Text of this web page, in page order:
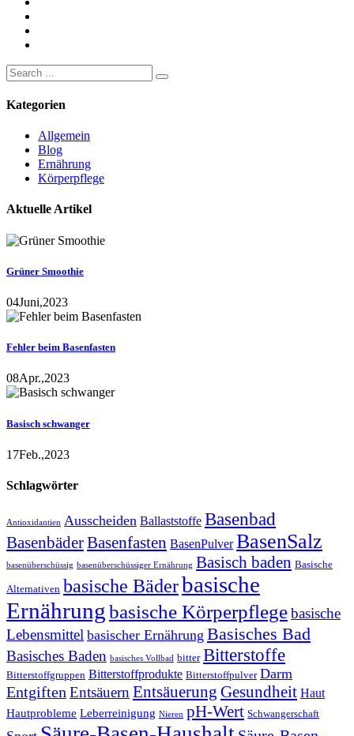
Search
for:
Kategorien
Allgemein
Blog
Ernährung
Körperpflege
Aktuelle Artikel
Grüner Smoothie
04Juni,2023
Fehler beim Basenfasten
08Apr.,2023
Basisch schwanger
17Feb.,2023
Schlagwörter
Antioxidantien Ausscheiden Ballaststoffe Basenbad
BasenbäderBasenfasten BasenPulver BasenSalz
basenüberschüssig basenüberschüssiger Ernährung Basisch baden Basische
Alternativen basische Bäderbasische
Ernährungbasische Körperpflegebasische
Lebensmittel basischer Ernährung Basisches Bad
Basisches Baden basisches Vollbad bitter Bitterstoffe
Bitterstoffgruppen Bitterstoffprodukte Bitterstoffpulver Darm
EntgiftenEntsäuernEntsäuerung Gesundheit Haut
Hautprobleme Leberreinigung Nieren pH-Wert Schwangerschaft